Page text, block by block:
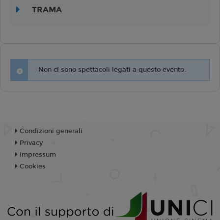
TRAMA
Non ci sono spettacoli legati a questo evento.
Condizioni generali
Privacy
Impressum
Cookies